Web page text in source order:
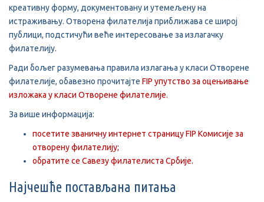
креативну форму, документовану и утемељену на
истраживању. Отворена филателија приближава се широј
публици, подстичући веће интересовање за излагачку
филателију.
Ради бољег разумевања правила излагања у класи Отворене
филателије, обавезно прочитајте FIP упутство за оцењивање
изложака у класи Отворене филателије.
За више информација:
посетите званичну интернет страницу FIP Комисије за
отворену филателију;
обратите се Савезу филателиста Србије.
Најчешће постављана питања